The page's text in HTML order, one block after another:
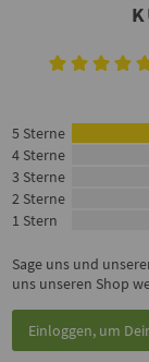
5 Sterne
4 Sterne
3 Sterne
2 Sterne
1 Stern
Sage uns und
uns unseren Shop
Einloggen, um